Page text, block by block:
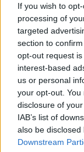
If you wish to
processing of
targeted
section to
opt-out request
interest-based
us or personal
your opt-out.
disclosure of
IAB’s list of
also be
Downstream
ΕΛΛΑΔΑ